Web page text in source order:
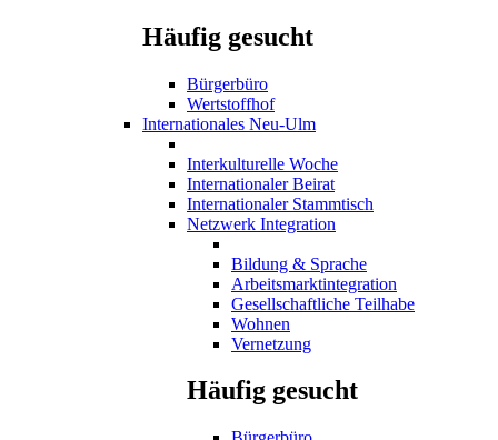
Häufig gesucht
Bürgerbüro
Wertstoffhof
Internationales Neu-Ulm
Interkulturelle Woche
Internationaler Beirat
Internationaler Stammtisch
Netzwerk Integration
Bildung & Sprache
Arbeitsmarktintegration
Gesellschaftliche Teilhabe
Wohnen
Vernetzung
Häufig gesucht